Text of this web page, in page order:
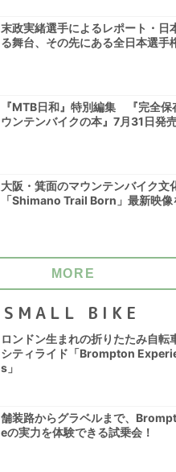
末政実緒選手によるレポート・日
る舞台、その先にある全日本選手
『MTB日和』特別編集 『完全
ウンテンバイクの本』7月31日発
大阪・箕面のマウンテンバイク文
「Shimano Trail Born」最新映像
MORE
SMALL BIKE
ロンドン生まれの折りたたみ自転
シティライド「Brompton
s」
舗装路からグラベルまで、
eの実力を体験できる試乗会！